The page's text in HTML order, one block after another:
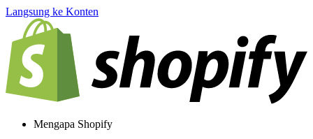
Langsung ke Konten
Mengapa Shopify